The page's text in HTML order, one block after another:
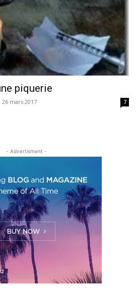
piquerie
26 mars 2017 7
- Advertisment -